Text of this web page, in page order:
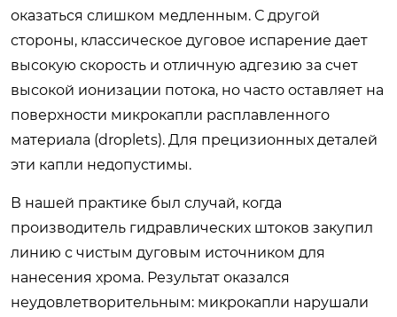
оказаться слишком медленным. С другой
стороны, классическое дуговое испарение дает
высокую скорость и отличную адгезию за счет
высокой ионизации потока, но часто оставляет на
поверхности микрокапли расплавленного
материала (droplets). Для прецизионных деталей
эти капли недопустимы.
В нашей практике был случай, когда
производитель гидравлических штоков закупил
линию с чистым дуговым источником для
нанесения хрома. Результат оказался
неудовлетворительным: микрокапли нарушали